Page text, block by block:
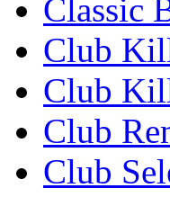
Classic
Club
Club
Club
Club